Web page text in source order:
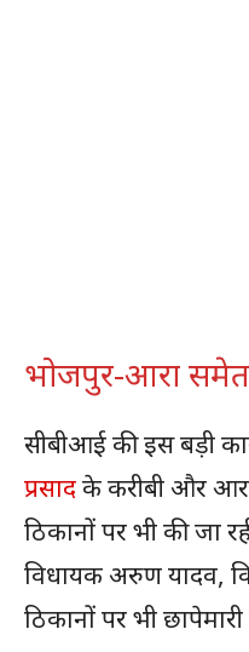
भोजपुर-आरा समेत
सीबीआई की इस बड़ी
प्रसादके करीबी और
ठिकानों पर भी की जा
विधायक अरुण यादव,
ठिकानों पर भी छापेमारी